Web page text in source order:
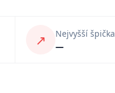
↗
Nejvyšší špička
—